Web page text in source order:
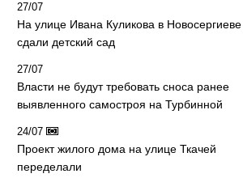
27/07
На улице Ивана Куликова в Новосергиеве
сдали детский сад
27/07
Власти не будут требовать сноса ранее
выявленного самостроя на Турбинной
24/07
Проект жилого дома на улице Ткачей
переделали